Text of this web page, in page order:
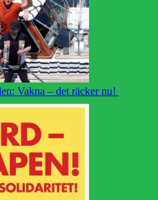
Vakna – det räcker nu!